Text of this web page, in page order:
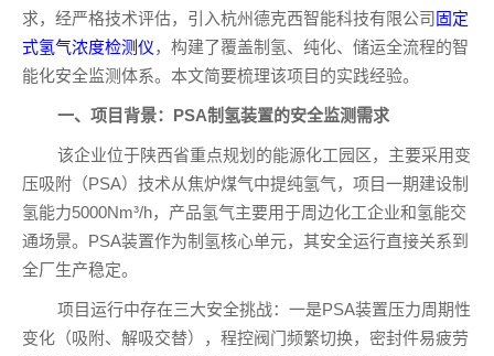
求，经严格技术评估，引入杭州德克西智能科技有限公司 固定
式氢气浓度检测仪，构建了覆盖制氢、纯化、储运全流程的智
能化安全监测体系。本文简要梳理该项目的实践经验。
一、项目背景：PSA制氢装置的安全监测需求
该企业位于陕西省重点规划的能源化工园区，主要采用变
压吸附（PSA）技术从焦炉煤气中提纯氢气，项目一期建设制
氢能力5000Nm³/h，产品氢气主要用于周边化工企业和氢能交
通场景。PSA装置作为制氢核心单元，其安全运行直接关系到
全厂生产稳定。
项目运行中存在三大安全挑战：一是PSA装置压力周期性
变化（吸附、解吸交替），程控阀门频繁切换，密封件易疲劳